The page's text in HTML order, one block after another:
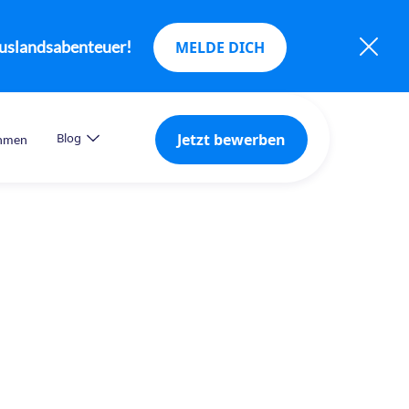
MELDE DICH
Blog Jetzt bewerben